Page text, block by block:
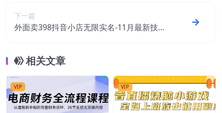
下一篇
外面卖398抖音小店无限实名-11月最新技
相关文章
VIP VIP